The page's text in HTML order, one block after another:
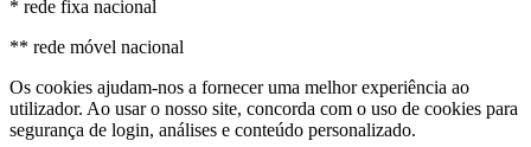
* rede fixa nacional
** rede móvel nacional
Os cookies ajudam-nos a fornecer uma melhor experiência ao
utilizador. Ao usar o nosso site, concorda com o uso de cookies para
segurança de login, análises e conteúdo personalizado.